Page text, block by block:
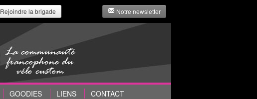
Rejoindre la brigade Notre newsletter
GOODIES LIENS CONTACT